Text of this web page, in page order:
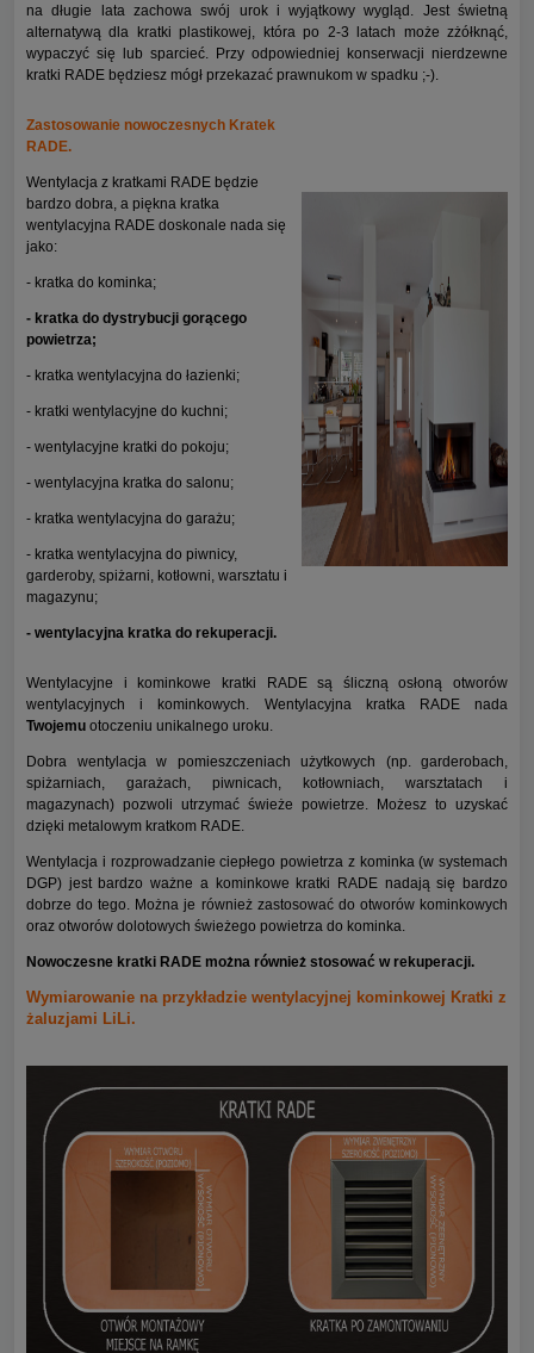
na długie lata zachowa swój urok i wyjątkowy wygląd. Jest świetną
alternatywą dla kratki plastikowej, która po 2-3 latach może zżółknąć,
wypaczyć się lub sparcieć. Przy odpowiedniej konserwacji nierdzewne
kratki RADE będziesz mógł przekazać prawnukom w spadku ;-).
Zastosowanie nowoczesnych Kratek
RADE.
Wentylacja z kratkami RADE będzie
bardzo dobra, a piękna kratka
wentylacyjna RADE doskonale nada się
jako:
- kratka do kominka;
- kratka do dystrybucji gorącego
powietrza;
- kratka wentylacyjna do łazienki;
- kratki wentylacyjne do kuchni;
- wentylacyjne kratki do pokoju;
- wentylacyjna kratka do salonu;
- kratka wentylacyjna do garażu;
- kratka wentylacyjna do piwnicy,
garderoby, spiżarni, kotłowni, warsztatu i
magazynu;
- wentylacyjna kratka do rekuperacji.
Wentylacyjne i kominkowe kratki RADE są śliczną osłoną otworów
wentylacyjnych i kominkowych. Wentylacyjna kratka RADE nada
Twojemu otoczeniu unikalnego uroku.
Dobra wentylacja w pomieszczeniach użytkowych (np. garderobach,
spiżarniach, garażach, piwnicach, kotłowniach, warsztatach i
magazynach) pozwoli utrzymać świeże powietrze. Możesz to uzyskać
dzięki metalowym kratkom RADE.
Wentylacja i rozprowadzanie ciepłego powietrza z kominka (w systemach
DGP) jest bardzo ważne a kominkowe kratki RADE nadają się bardzo
dobrze do tego. Można je również zastosować do otworów kominkowych
oraz otworów dolotowych świeżego powietrza do kominka.
Nowoczesne kratki RADE można również stosować w rekuperacji.
Wymiarowanie na przykładzie wentylacyjnej kominkowej Kratki z
żaluzjami LiLi.